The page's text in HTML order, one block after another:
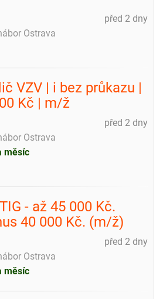
před 2 dny
Ostrava
VZV | i bez průkazu |
Kč | m/ž
před 2 dny
Ostrava
měsíc
- až 45 000 Kč.
40 000 Kč. (m/ž)
před 2 dny
Ostrava
měsíc